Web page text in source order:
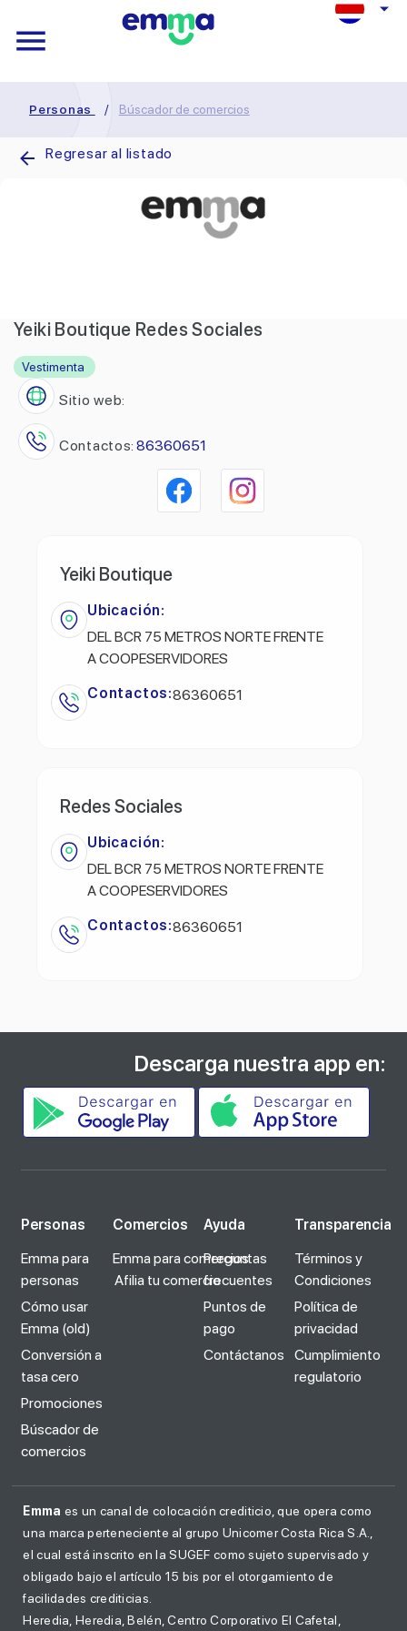
Personas / Búscador de comercios
Regresar al listado
Yeiki Boutique Redes Sociales
Vestimenta
Sitio web:
Contactos: 86360651
Yeiki Boutique
Ubicación:
DEL BCR 75 METROS NORTE FRENTE
A COOPESERVIDORES
Contactos:86360651
Redes Sociales
Ubicación:
DEL BCR 75 METROS NORTE FRENTE
A COOPESERVIDORES
Contactos:86360651
Descarga nuestra app en:
Personas
Emma para
personas
Cómo usar
Emma (old)
Conversión a
tasa cero
Promociones
Búscador de
comercios
Comercios
Emma para comercios
Afilia tu comercio
Ayuda
Preguntas
frecuentes
Puntos de
pago
Contáctanos
Transparencia
Términos y
Condiciones
Política de
privacidad
Cumplimiento
regulatorio
Emma es un canal de colocación crediticio, que opera como
una marca perteneciente al grupo Unicomer Costa Rica S.A.,
el cual está inscrito en la SUGEF como sujeto supervisado y
obligado bajo el artículo 15 bis por el otorgamiento de
facilidades crediticias.
Heredia, Heredia, Belén, Centro Corporativo El Cafetal,